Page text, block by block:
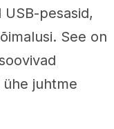
pesasid,
See on
juhtme